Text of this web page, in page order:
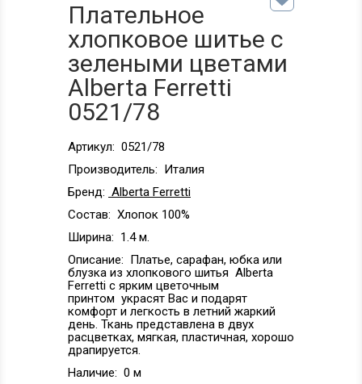
Плательное
хлопковое шитье с
зелеными цветами
Alberta Ferretti
0521/78
Артикул: 0521/78
Производитель: Италия
Бренд: Alberta Ferretti
Состав: Хлопок 100%
Ширина: 1.4 м.
Описание: Платье, сарафан, юбка или
блузка из хлопкового шитья Alberta
Ferretti с ярким цветочным
принтом украсят Вас и подарят
комфорт и легкость в летний жаркий
день. Ткань представлена в двух
расцветках, мягкая, пластичная, хорошо
драпируется.
Наличие: 0 м